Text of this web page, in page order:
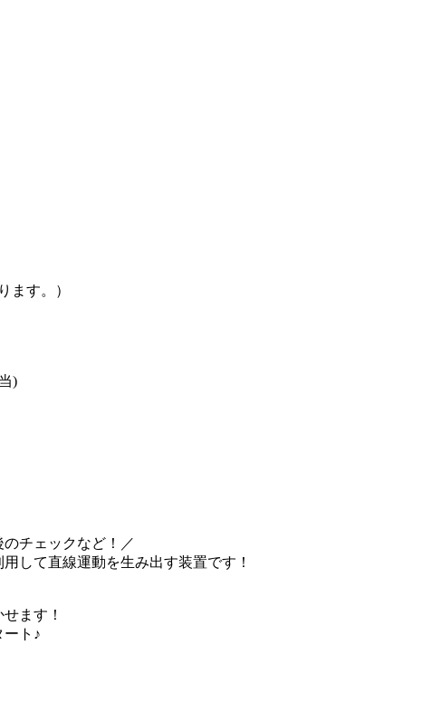
ます。）
)
チェックなど！／
して直線運動を生み出す装置です！
ます！
ト♪